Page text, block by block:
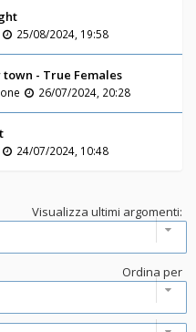
25/08/2024, 19:58
- True Females
26/07/2024, 20:28
24/07/2024, 10:48
Visualizza ultimi argomenti:
Ordina per